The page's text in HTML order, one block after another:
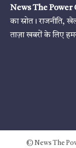
News The Power
का स्रोत। राजनीति,
ताज़ा खबरों के लिए
© News The